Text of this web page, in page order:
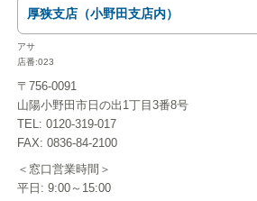
厚狭支店（小野田支店内）
アサ
店番:023
〒756-0091
山陽小野田市日の出1丁目3番8号
TEL: 0120-319-017
FAX: 0836-84-2100
＜窓口営業時間＞
平日: 9:00～15:00